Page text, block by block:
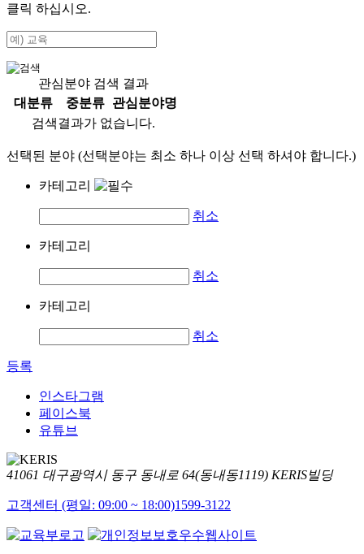
클릭 하십시오.
관심분야 검색 결과
대분류
중분류
관심분야명
검색결과가 없습니다.
선택된 분야 (선택분야는 최소 하나 이상 선택 하셔야 합니다.)
카테고리
취소
카테고리
취소
카테고리
취소
등록
인스타그램
페이스북
유튜브
41061 대구광역시 동구 동내로 64(동내동1119) KERIS빌딩
고객센터 (평일: 09:00 ~ 18:00)1599-3122